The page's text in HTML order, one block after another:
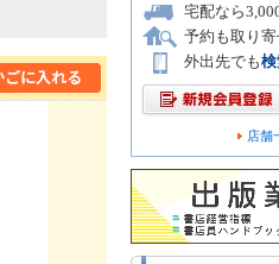
宅配なら
予約も取り寄
外出先でも検
店舗